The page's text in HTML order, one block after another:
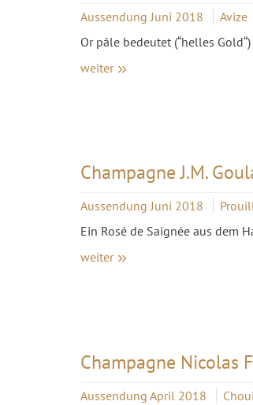
Aussendung Juni 2018 Avize
Or pâle bedeutet (“helles
weiter
Champagne J.M.
Aussendung Juni 2018
Ein Rosé de Saignée aus dem
weiter
Champagne Nicolas
Aussendung April 2018